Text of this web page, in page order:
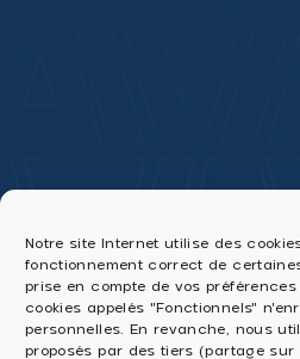
Notre site Internet utilise des
fonctionnement correct de
prise en compte de vos
cookies appelés "Fonctionnels"
personnelles. En revanche, nous
proposés par des tiers (partage